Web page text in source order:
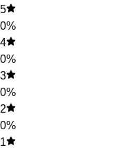
5
0%
4
0%
3
0%
2
0%
1